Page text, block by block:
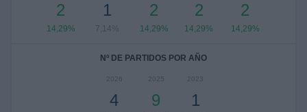
2
14,29%
1
7,14%
2
14,29%
2
14,29%
2
14,29%
Nº DE PARTIDOS POR AÑO
2026
4
2025
9
2023
1